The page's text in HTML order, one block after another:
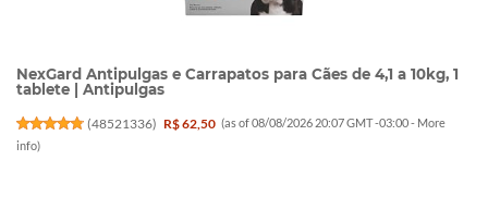
NexGard Antipulgas e Carrapatos para Cães de 4,1 a 10kg, 1
tablete | Antipulgas
(48521336) R$ 62,50 (as of 08/08/2026 20:07 GMT -03:00 - More
info)